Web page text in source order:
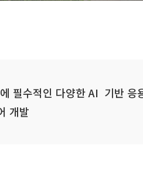
필수적인 다양한 AI 기반
개발